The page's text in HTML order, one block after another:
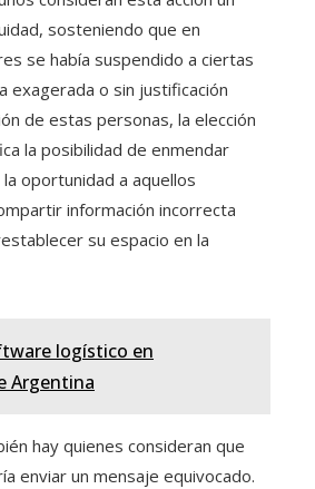
sosteniendo que en
se había suspendido a ciertas
exagerada o sin justificación
de estas personas, la elección
la posibilidad de enmendar
oportunidad a aquellos
información incorrecta
su espacio en la
logístico en
Argentina
hay quienes consideran que
enviar un mensaje equivocado.